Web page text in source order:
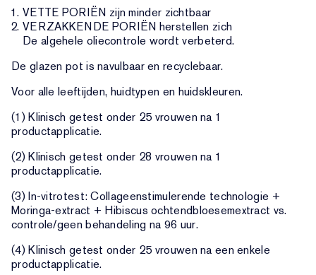
VETTE PORIËN zijn minder zichtbaar
VERZAKKENDE PORIËN herstellen zich
De algehele oliecontrole wordt verbeterd.
De glazen pot is navulbaar en recyclebaar.
Voor alle leeftijden, huidtypen en huidskleuren.
(1) Klinisch getest onder 25 vrouwen na 1
productapplicatie.
(2) Klinisch getest onder 28 vrouwen na 1
productapplicatie.
(3) In-vitrotest: Collageenstimulerende technologie +
Moringa-extract + Hibiscus ochtendbloesemextract vs.
controle/geen behandeling na 96 uur.
(4) Klinisch getest onder 25 vrouwen na een enkele
productapplicatie.